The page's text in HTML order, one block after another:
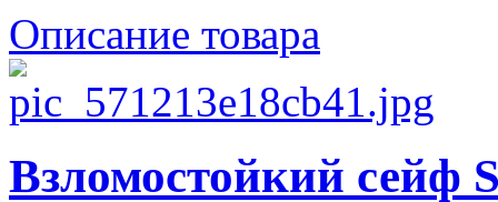
Описание товара
Взломостойкий сейф